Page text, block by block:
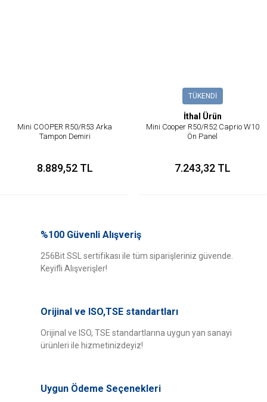
Mini COOPER R50/R53 Arka
Tampon Demiri
8.889,52 TL
TÜKENDİ
İthal Ürün
Mini Cooper R50/R52 Caprio W10
Ön Panel
7.243,32 TL
%100 Güvenli Alışveriş
256Bit SSL sertifikası ile tüm siparişleriniz güvende.
Keyifli Alışverişler!
Orijinal ve ISO,TSE standartları
Orijinal ve ISO, TSE standartlarına uygun yan sanayi
ürünleri ile hizmetinizdeyiz!
Uygun Ödeme Seçenekleri